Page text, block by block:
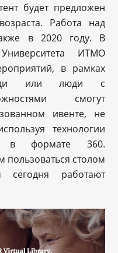
будет предложен
Работа над
в 2020 году. В
ИТМО
в рамках
или люди с
смогут
ивенте, не
технологии
в формате 360.
пользоваться столом
работают